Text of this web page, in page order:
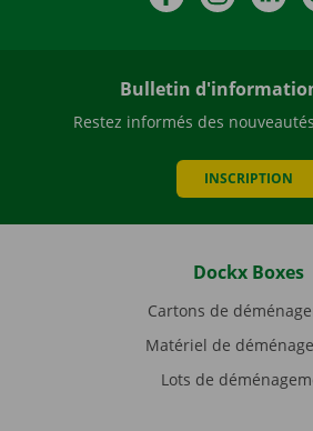
Bulletin
Restez informés des
INSCRIPTION
Dockx Boxes
Cartons de
Matériel de
Lots de